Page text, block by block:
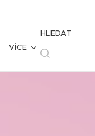
VÍCE
HLEDAT